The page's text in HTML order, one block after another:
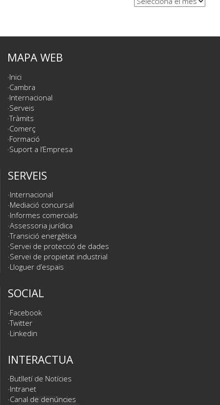
MAPA WEB
Inici
Cambra
Internacional
Serveis
Tràmits
Comerç
Formació
Suport a l’Empresa
SERVEIS
Internacional
Mediació concursal
Informes comercials
Assessoria jurídica
Transició energètica
Servei de protecció de dades
Servei de propietat industrial
Lloguer d’espais
SOCIAL
Facebook
Twitter
Linkedin
INTERACTUA
Butlletí de Notícies
Intranet
Canal de denúncies